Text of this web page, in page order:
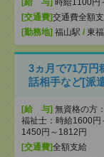
[給 与] 時給1100
[交通費]交通費全額
[勤務地] 福山駅 / 東
3ヵ月で71万円
話相手など[派
[給 与] 無資格の方
福祉士：時給1600円
1450円～1812円
[交通費]全額支給